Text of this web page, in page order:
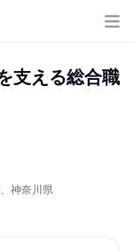
支える総合職
神奈川県